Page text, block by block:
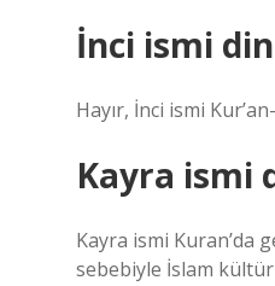
İnci ismi
Hayır, İnci ismi
Kayra ismi
Kayra ismi Kuran’da
sebebiyle İslam